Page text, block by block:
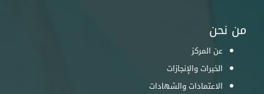
من نحن
عن المركز
الخبرات والإنجازات
الاعتمادات والشهادات